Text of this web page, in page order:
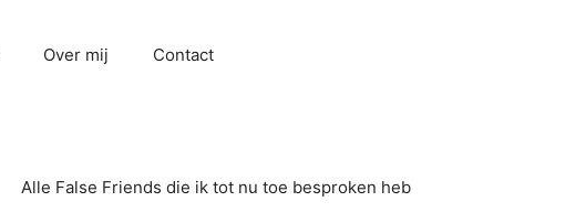
Over mij Contact
Alle False Friends die ik tot nu toe besproken heb